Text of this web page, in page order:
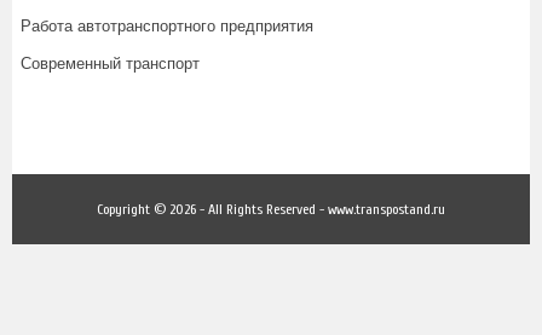
Работа автотранспортного предприятия
Современный транспорт
Copyright © 2026 - All Rights Reserved - www.transpostand.ru